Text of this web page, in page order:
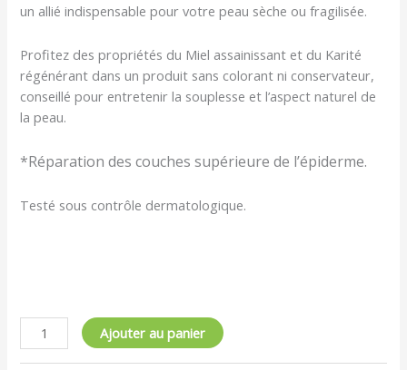
un allié indispensable pour votre peau sèche ou fragilisée.
Profitez des propriétés du Miel assainissant et du Karité
régénérant dans un produit sans colorant ni conservateur,
conseillé pour entretenir la souplesse et l’aspect naturel de
la peau.
*Réparation des couches supérieure de l’épiderme.
Testé sous contrôle dermatologique.
Ajouter au panier